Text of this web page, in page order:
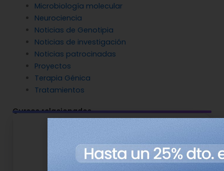
Microbiología molecular
Neurociencia
Noticias de Genotipia
Noticias de investigación
Noticias patrocinadas
Proyectos
Terapia Génica
Tratamientos
Cursos relacionados